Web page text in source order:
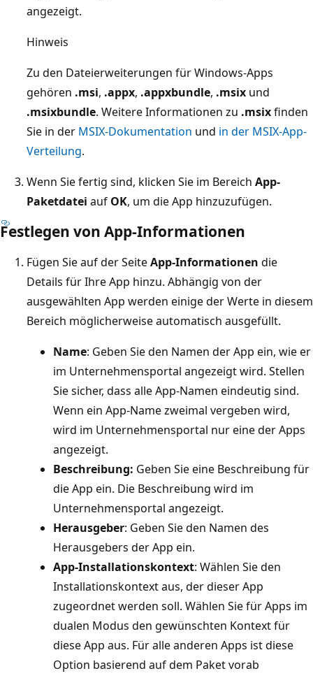
angezeigt.
Hinweis
Zu den Dateierweiterungen für Windows-Apps
gehören .msi, .appx, .appxbundle, .msix und
.msixbundle. Weitere Informationen zu .msixfinden
Sie in der MSIX-Dokumentation und in der MSIX-App-
Verteilung.
Wenn Sie fertig sind, klicken Sie im Bereich App-
Paketdatei auf OK, um die App hinzuzufügen.
Festlegen von App-Informationen
Fügen Sie auf der SeiteApp-Informationen die
Details für Ihre App hinzu. Abhängig von der
ausgewählten App werden einige der Werte in diesem
Bereich möglicherweise automatisch ausgefüllt.
Name: Geben Sie den Namen der App ein, wie er
im Unternehmensportal angezeigt wird. Stellen
Sie sicher, dass alle App-Namen eindeutig sind.
Wenn ein App-Name zweimal vergeben wird,
wird im Unternehmensportal nur eine der Apps
angezeigt.
Beschreibung: Geben Sie eine Beschreibung für
die App ein. Die Beschreibung wird im
Unternehmensportal angezeigt.
Herausgeber: Geben Sie den Namen des
Herausgebers der App ein.
App-Installationskontext: Wählen Sie den
Installationskontext aus, der dieser App
zugeordnet werden soll. Wählen Sie für Apps im
dualen Modus den gewünschten Kontext für
diese App aus. Für alle anderen Apps ist diese
Option basierend auf dem Paket vorab